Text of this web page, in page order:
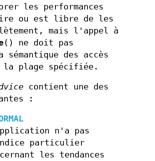
les performances
ou est libre de les
mais l'appel à
() ne doit pas
des accès
la plage spécifiée.
contient une des
:
n'a pas
particulier
les tendances